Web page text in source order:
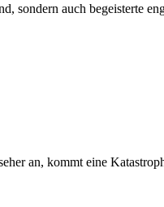
sondern auch begeisterte
an, kommt eine